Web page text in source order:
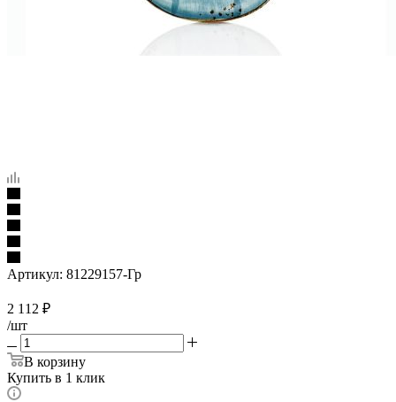
Артикул: 81229157-Гр
2 112 ₽
/шт
В корзину
Купить в 1 клик